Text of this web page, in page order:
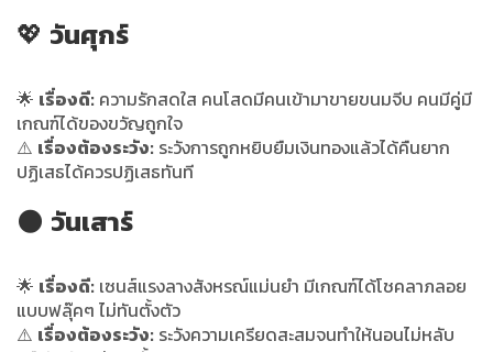
💖 วันศุกร์
🌟 เรื่องดี: ความรักสดใส คนโสดมีคนเข้ามาขายขนมจีบ คนมีคู่มี
เกณฑ์ได้ของขวัญถูกใจ
⚠️ เรื่องต้องระวัง: ระวังการถูกหยิบยืมเงินทองแล้วได้คืนยาก
ปฏิเสธได้ควรปฏิเสธทันที
🌑 วันเสาร์
🌟 เรื่องดี: เซนส์แรงลางสังหรณ์แม่นยำ มีเกณฑ์ได้โชคลาภลอย
แบบฟลุ๊คๆ ไม่ทันตั้งตัว
⚠️ เรื่องต้องระวัง: ระวังความเครียดสะสมจนทำให้นอนไม่หลับ